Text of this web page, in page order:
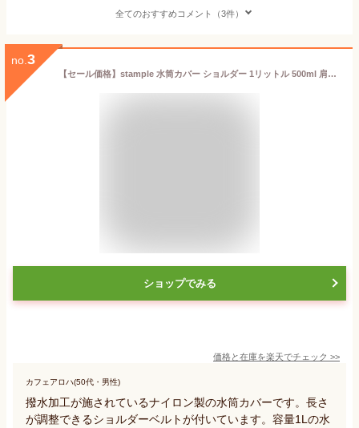
全てのおすすめコメント（3件）
no. 3
【セール価格】stample 水筒カバー ショルダー 1リットル 500ml 肩掛け キッズ 子供 おしゃれ スタンプル 熱中症対策 小学校 保育園 幼稚園 入園 ボトルホルダー 軽い 水筒 ショルダー 男の子 女の子 入学 通園 アウトドア 軽量 シンプル 夏 冬 e5916
ショップでみる
価格と在庫を楽天でチェック >>
カフェアロハ(50代・男性)
撥水加工が施されているナイロン製の水筒カバーです。長さ
が調整できるショルダーベルトが付いています。容量1Lの水